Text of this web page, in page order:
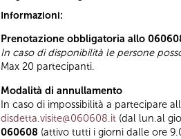
Informazioni:
Prenotazione obbligatoria allo
In caso di disponibilità le persone
Max 20 partecipanti.
Modalità di annullamento
In caso di impossibilità a partecipare
disdetta.visite@060608.it (dal lun.al
060608 (attivo tutti i giorni dalle ore